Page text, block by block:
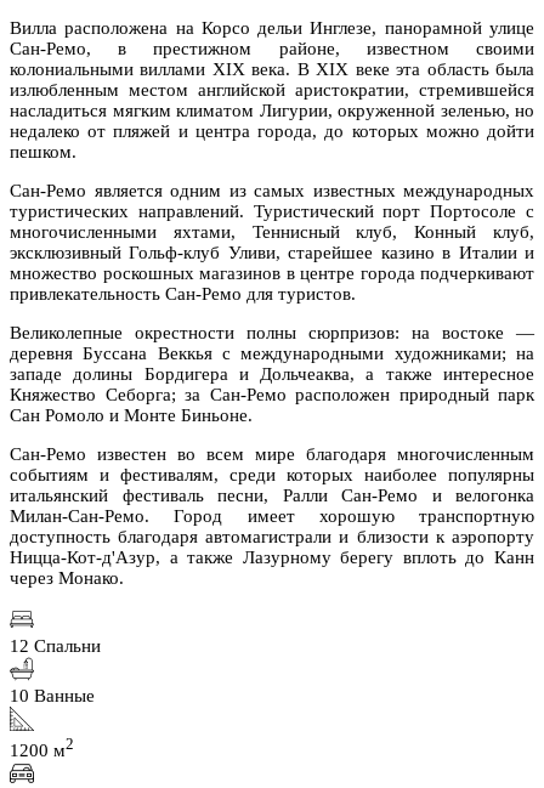
Вилла расположена на Корсо дельи Инглезе, панорамной улице
Сан-Ремо, в престижном районе, известном своими
колониальными виллами XIX века. В XIX веке эта область была
излюбленным местом английской аристократии, стремившейся
насладиться мягким климатом Лигурии, окруженной зеленью, но
недалеко от пляжей и центра города, до которых можно дойти
пешком.
Сан-Ремо является одним из самых известных международных
туристических направлений. Туристический порт Портосоле с
многочисленными яхтами, Теннисный клуб, Конный клуб,
эксклюзивный Гольф-клуб Уливи, старейшее казино в Италии и
множество роскошных магазинов в центре города подчеркивают
привлекательность Сан-Ремо для туристов.
Великолепные окрестности полны сюрпризов: на востоке —
деревня Буссана Веккья с международными художниками; на
западе долины Бордигера и Дольчеаква, а также интересное
Княжество Себорга; за Сан-Ремо расположен природный парк
Сан Ромоло и Монте Биньоне.
Сан-Ремо известен во всем мире благодаря многочисленным
событиям и фестивалям, среди которых наиболее популярны
итальянский фестиваль песни, Ралли Сан-Ремо и велогонка
Милан-Сан-Ремо. Город имеет хорошую транспортную
доступность благодаря автомагистрали и близости к аэропорту
Ницца-Кот-д'Азур, а также Лазурному берегу вплоть до Канн
через Монако.
12 Спальни
10 Ванные
1200 м2